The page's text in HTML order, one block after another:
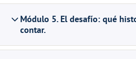
Módulo 5. El desafío: qué
contar.